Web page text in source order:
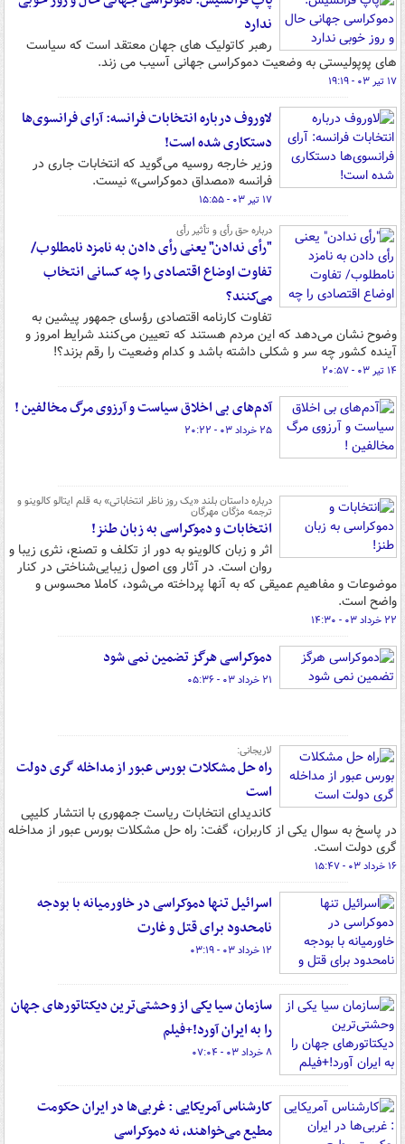
ندارد
رهبر کاتولیک های جهان معتقد است که سیاست
های پوپولیستی به وضعیت دموکراسی جهانی آسیب می زند.
۱۷ تیر ۰۳ - ۱۹:۱۹
لاوروف درباره انتخابات فرانسه: آرای فرانسوی‌ها
دستکاری شده است!
وزیر خارجه روسیه می‌گوید که انتخابات جاری در
فرانسه «مصداق دموکراسی» نیست.
۱۷ تیر ۰۳ - ۱۵:۵۵
درباره حق رأی و تأثیر رأی
"رأی ندادن" یعنی رأی دادن به نامزد نامطلوب/
تفاوت اوضاع اقتصادی را چه کسانی انتخاب
می‌کنند؟
تفاوت کارنامه اقتصادی رؤسای جمهور پیشین به
وضوح نشان می‌دهد که این مردم هستند که تعیین می‌کنند شرایط امروز و
آینده کشور چه سر و شکلی داشته باشد و کدام وضعیت را رقم بزند؟!
۱۴ تیر ۰۳ - ۲۰:۵۷
آدم‌های بی اخلاق سیاست و آرزوی مرگ مخالفین !
۲۵ خرداد ۰۳ - ۲۰:۲۲
‌درباره داستان بلند «یک روز ناظر انتخاباتی» به قلم ایتالو کالوینو و
ترجمه مژگان مهرگان
انتخابات و دموکراسی به زبان طنز!
اثر و زبان کالوینو به دور از تکلف و تصنع، نثری زیبا و
روان است. در آثار وی اصول زیبایی‌شناختی در کنار
موضوعات و مفاهیم عمیقی که به آنها پرداخته می‌شود، کاملا محسوس و
واضح است.
۲۲ خرداد ۰۳ - ۱۴:۳۰
دموکراسی هرگز تضمین نمی شود
۲۱ خرداد ۰۳ - ۰۵:۳۶
لاریجانی:
راه حل مشکلات بورس عبور از مداخله گری دولت
است
کاندیدای انتخابات ریاست جمهوری با انتشار کلیپی
در پاسخ به سوال یکی از کاربران، گفت:‌ راه حل مشکلات بورس عبور از مداخله
گری دولت است.
۱۶ خرداد ۰۳ - ۱۵:۴۷
اسرائیل تنها دموکراسی در خاورمیانه با بودجه
نامحدود برای قتل و غارت
۱۲ خرداد ۰۳ - ۰۳:۱۹
سازمان سیا یکی از وحشتی‌ترین دیکتاتورهای جهان
را به ایران آورد!+فیلم
۸ خرداد ۰۳ - ۰۷:۰۴
کارشناس آمریکایی : غربی‌ها در ایران حکومت
مطیع می‌خواهند، نه دموکراسی